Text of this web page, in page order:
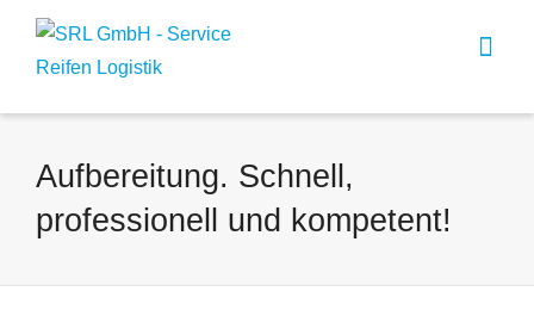
Aufbereitung. Schnell,
professionell und kompetent!